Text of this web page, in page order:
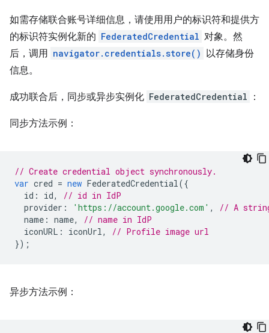
如需存储联合账号详细信息，请使用用户的标识符和提供方
的标识符实例化新的 FederatedCredential 对象。然
后，调用 navigator.credentials.store() 以存储身份
信息。
成功联合后，同步或异步实例化 FederatedCredential ：
同步方法示例：
// Create credential object synchronously.
var cred = new FederatedCredential({
id : id,
// id in IdP
provider : 'https://account.google.com' ,
// A
name : name,
// name in IdP
iconURL : iconUrl,
// Profile image url
});
异步方法示例：